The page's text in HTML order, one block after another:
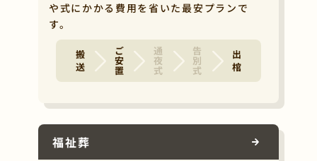
や式にかかる費用を省いた最安プランで
す。
搬 送 ご安置 通夜式 告別式 出 棺
福祉葬